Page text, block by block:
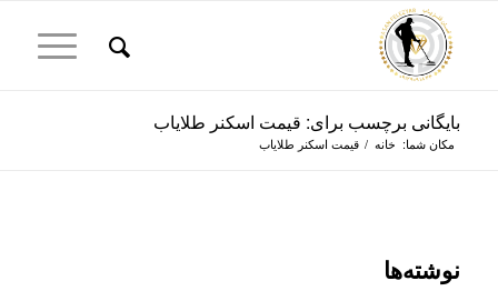
بایگانی برچسب برای: قیمت اسکنر طلایاب
مکان شما: خانه / قیمت اسکنر طلایاب
نوشته‌ها